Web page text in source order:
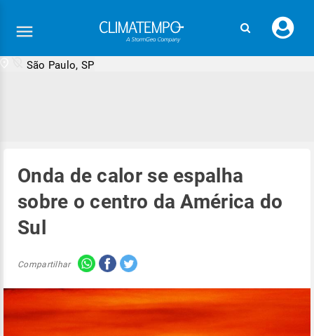
seu
São Paulo, SP
Onda de calor se espalha
sobre o centro da América do
Sul
Compartilhar